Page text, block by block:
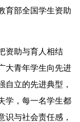
育部全国学生资助
资助与育人相结
大青年学生向先进
自立的先进典型，
学，每一名学生都
识与社会责任感，